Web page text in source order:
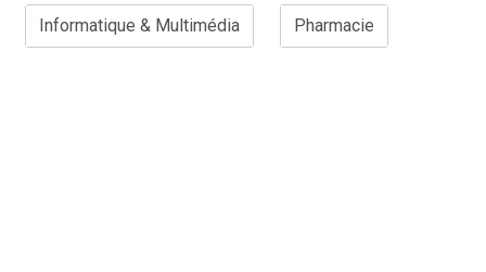
Informatique & Multimédia Pharmacie